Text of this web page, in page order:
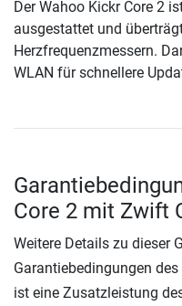
Der Wahoo Kickr Core 2
ausgestattet und
Herzfrequenzmessern.
WLAN für schnellere
Core 2 mit Zwift
Weitere Details zu dieser
Garantiebedingungen
ist eine Zusatzleistung